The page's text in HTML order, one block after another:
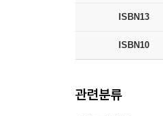
ISBN13
ISBN10
관련분류